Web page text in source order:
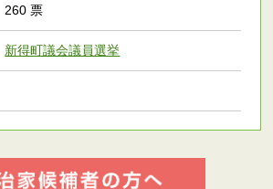
260 票
新得町議会議員選挙